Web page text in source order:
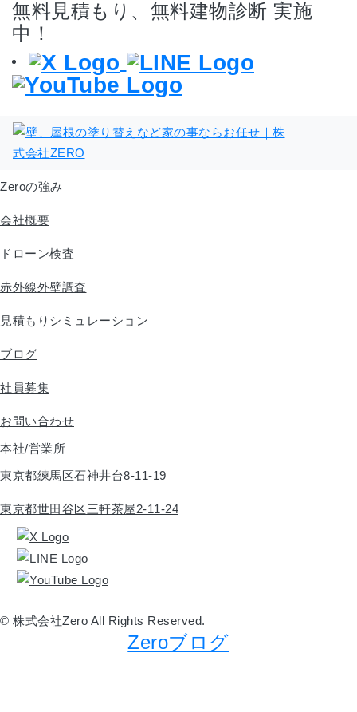
無料見積もり、無料建物診断 実施
中！
Zeroの強み
会社概要
ドローン検査
赤外線外壁調査
見積もりシミュレーション
ブログ
社員募集
お問い合わせ
本社/営業所
東京都練馬区石神井台8-11-19
東京都世田谷区三軒茶屋2-11-24
© 株式会社Zero All Rights Reserved.
Zeroブログ